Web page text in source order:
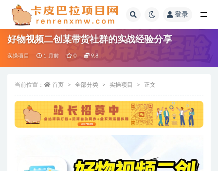
登录
好物视频二创某带货社群的实战经验分享
实操项目 1 月前 0 9.8
当前位置： 首页 全部分类 实操项目 正文
全部